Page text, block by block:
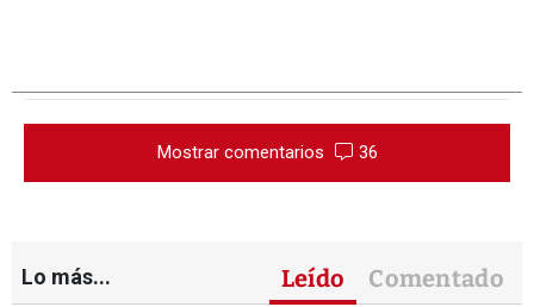
Mostrar comentarios 36
Lo más... Leído Comentado